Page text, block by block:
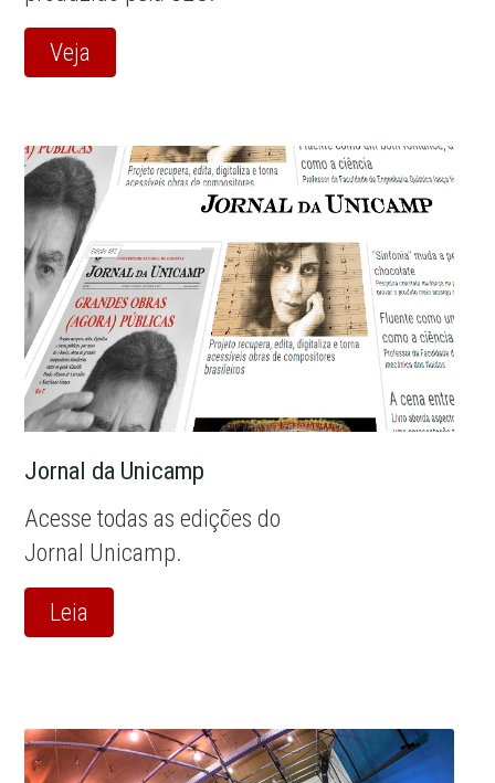
Veja
Jornal da Unicamp
Acesse todas as edições do
Jornal Unicamp.
Leia